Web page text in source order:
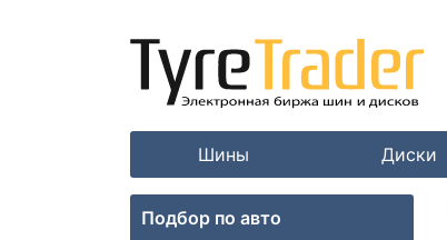
Шины Диски
Подбор по авто